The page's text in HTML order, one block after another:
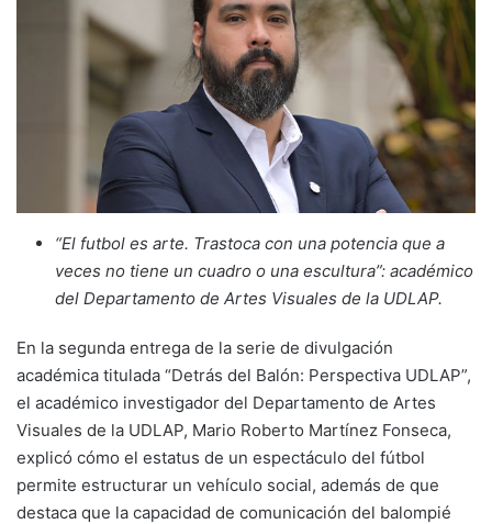
“El futbol es arte. Trastoca con una potencia que a
veces no tiene un cuadro o una escultura”: académico
del Departamento de Artes Visuales de la UDLAP.
En la segunda entrega de la serie de divulgación
académica titulada “Detrás del Balón: Perspectiva UDLAP”,
el académico investigador del Departamento de Artes
Visuales de la UDLAP, Mario Roberto Martínez Fonseca,
explicó cómo el estatus de un espectáculo del fútbol
permite estructurar un vehículo social, además de que
destaca que la capacidad de comunicación del balompié